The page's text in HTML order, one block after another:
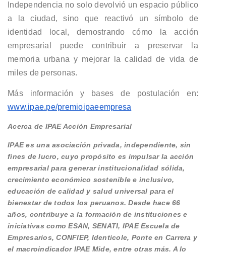
Independencia no solo devolvió un espacio público
a la ciudad, sino que reactivó un símbolo de
identidad local, demostrando cómo la acción
empresarial puede contribuir a preservar la
memoria urbana y mejorar la calidad de vida de
miles de personas.
Más información y bases de postulación en:
www.ipae.pe/premioipaeempresa
Acerca de IPAE Acción Empresarial
IPAE es una asociación privada, independiente, sin
fines de lucro, cuyo propósito es impulsar la acción
empresarial para generar institucionalidad sólida,
crecimiento económico sostenible e inclusivo,
educación de calidad y salud universal para el
bienestar de todos los peruanos. Desde hace 66
años, contribuye a la formación de instituciones e
iniciativas como ESAN, SENATI, IPAE Escuela de
Empresarios, CONFIEP, Identicole, Ponte en Carrera y
el macroindicador IPAE Mide, entre otras más. A lo